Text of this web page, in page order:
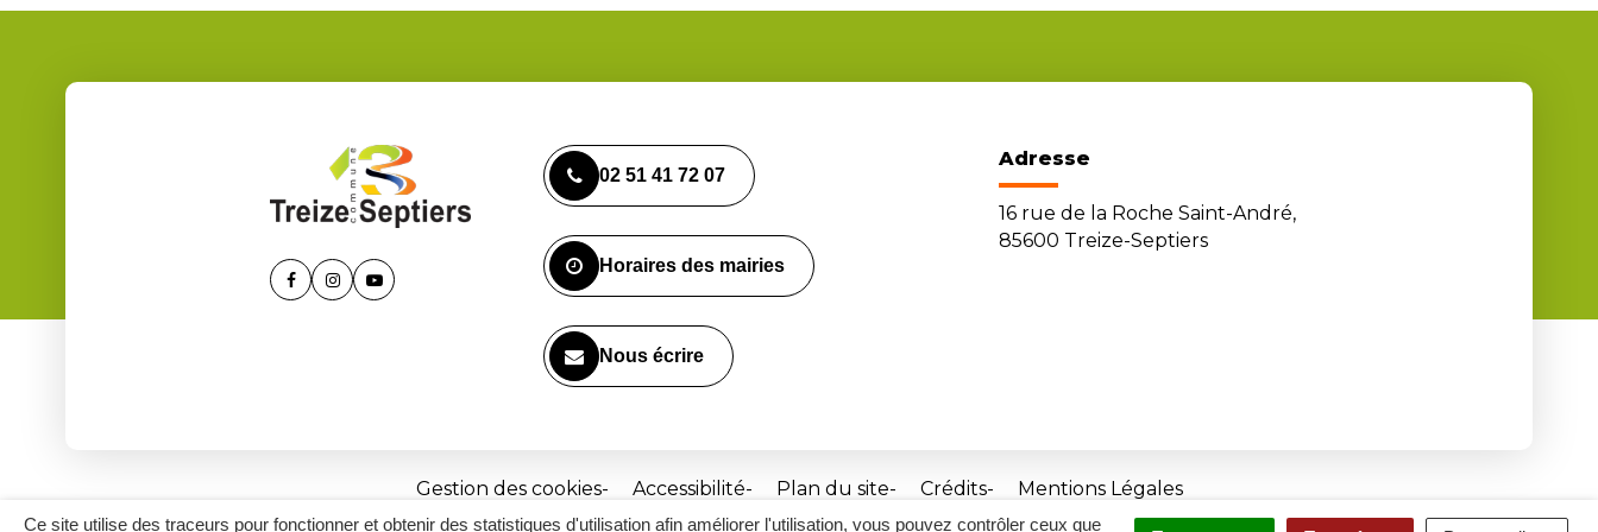
Ce site utilise des traceurs pour fonctionner et obtenir des statistiques d'utilisation afin améliorer l'utilisation, vous pouvez contrôler ceux que
Lien Lien Lien
02 51 41 72 07
Horaires des mairies
Nous écrire
Adresse
16 rue de la Roche Saint-André,
85600 Treize-Septiers
Gestion des cookies Accessibilité Plan du site Crédits Mentions Légales